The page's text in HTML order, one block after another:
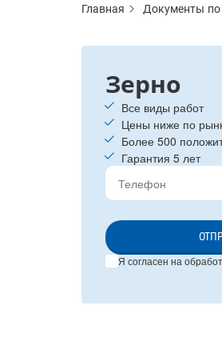
Главная Документы
Зерно
Все виды работ
Цены ниже по
Более 500
Гарантия 5 лет
Я согласен на